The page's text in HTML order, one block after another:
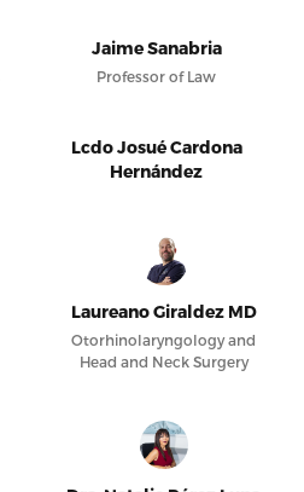
Jaime Sanabria
Professor of Law
Lcdo Josué Cardona
Hernández
Laureano Giraldez MD
Otorhinolaryngology and
Head and Neck Surgery